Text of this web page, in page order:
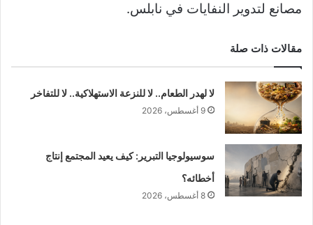
مصانع لتدوير النفايات في نابلس.
مقالات ذات صلة
لا لهدر الطعام.. لا للنزعة الاستهلاكية.. لا للتفاخر
9 أغسطس، 2026
سوسيولوجيا التبرير: كيف يعيد المجتمع إنتاج
أخطائه؟
8 أغسطس، 2026